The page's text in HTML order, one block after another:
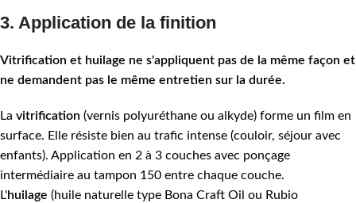
3. Application de la finition
Vitrification et huilage ne s'appliquent pas de la même façon et
ne demandent pas le même entretien sur la durée.
La vitrification (vernis polyuréthane ou alkyde) forme un film en
surface. Elle résiste bien au trafic intense (couloir, séjour avec
enfants). Application en 2 à 3 couches avec ponçage
intermédiaire au tampon 150 entre chaque couche.
L'huilage (huile naturelle type Bona Craft Oil ou Rubio